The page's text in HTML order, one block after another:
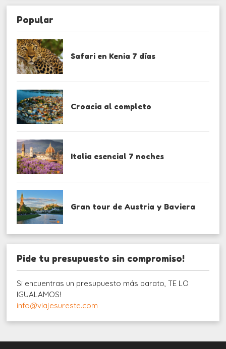
Popular
Safari en Kenia 7 días
Croacia al completo
Italia esencial 7 noches
Gran tour de Austria y Baviera
Pide tu presupuesto sin compromiso!
Si encuentras un presupuesto más barato, TE LO
IGUALAMOS!
info@viajesureste.com